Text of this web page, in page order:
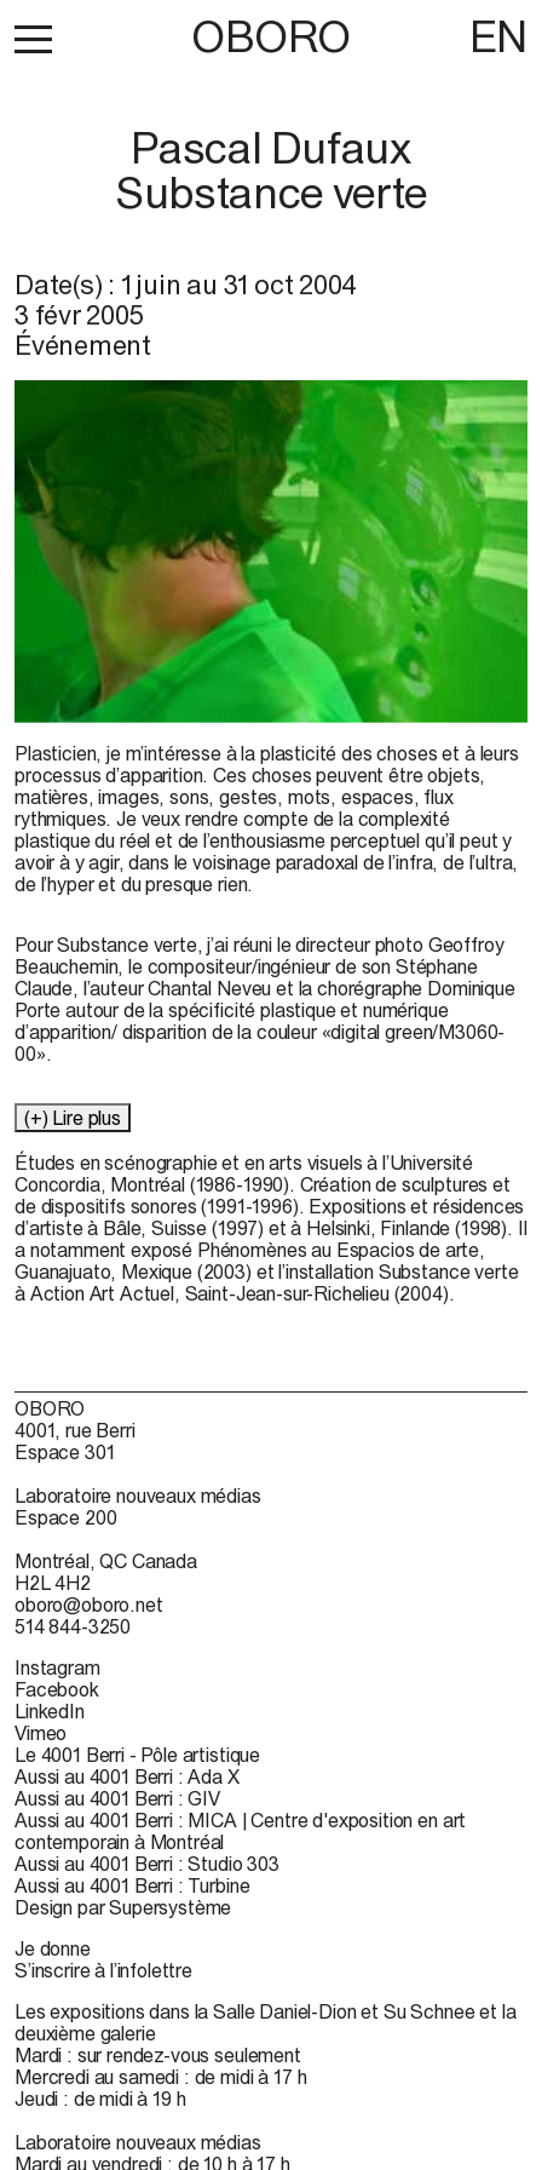
OBORO EN
Pascal Dufaux
Substance verte
Date(s) : 1 juin au 31 oct 2004
3 févr 2005
Événement
Plasticien, je m’intéresse à la plasticité des choses et à leurs
processus d’apparition. Ces choses peuvent être objets,
matières, images, sons, gestes, mots, espaces, flux
rythmiques. Je veux rendre compte de la complexité
plastique du réel et de l’enthousiasme perceptuel qu’il peut y
avoir à y agir, dans le voisinage paradoxal de l’infra, de l’ultra,
de l’hyper et du presque rien.
Pour Substance verte, j’ai réuni le directeur photo Geoffroy
Beauchemin, le compositeur/ingénieur de son Stéphane
Claude, l’auteur Chantal Neveu et la chorégraphe Dominique
Porte autour de la spécificité plastique et numérique
d’apparition/ disparition de la couleur «digital green/M3060-
00».
(+) Lire plus
Études en scénographie et en arts visuels à l’Université
Concordia, Montréal (1986-1990). Création de sculptures et
de dispositifs sonores (1991-1996). Expositions et résidences
d’artiste à Bâle, Suisse (1997) et à Helsinki, Finlande (1998). Il
a notamment exposé Phénomènes au Espacios de arte,
Guanajuato, Mexique (2003) et l’installation Substance verte
à Action Art Actuel, Saint-Jean-sur-Richelieu (2004).
OBORO
4001, rue Berri
Espace 301
Laboratoire nouveaux médias
Espace 200
Montréal, QC Canada
H2L 4H2
oboro@oboro.net
514 844-3250
Instagram
Facebook
LinkedIn
Vimeo
Le 4001 Berri - Pôle artistique
Aussi au 4001 Berri : Ada X
Aussi au 4001 Berri : GIV
Aussi au 4001 Berri : MICA | Centre d'exposition en art
contemporain à Montréal
Aussi au 4001 Berri : Studio 303
Aussi au 4001 Berri : Turbine
Design par Supersystème
Je donne
S’inscrire à l’infolettre
Les expositions dans la Salle Daniel-Dion et Su Schnee et la
deuxième galerie
Mardi : sur rendez-vous seulement
Mercredi au samedi : de midi à 17 h
Jeudi : de midi à 19 h
Laboratoire nouveaux médias
Mardi au vendredi : de 10 h à 17 h